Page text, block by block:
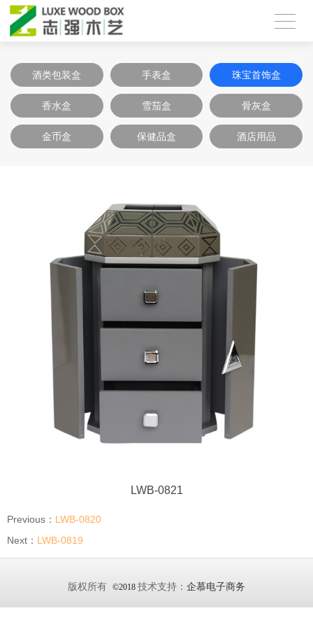
酒类包装盒 手表盒 珠宝首饰盒
香水盒 雪茄盒 骨灰盒
金币盒 保健品盒 酒店用品
LWB-0821
Previous： LWB-0820
Next： LWB-0819
版权所有 ©2018 技术支持： 企慕电子商务